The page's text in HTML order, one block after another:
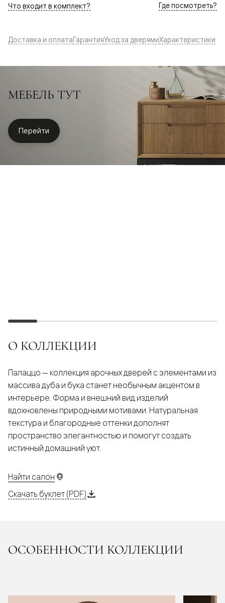
Что входит в комплект? Где посмотреть?
Доставка и оплатаГарантияУход за дверямиХарактеристики
МЕБЕЛЬ ТУТ
Перейти
О КОЛЛЕКЦИИ
Палаццо — коллекция арочных дверей с элементами из
массива дуба и бука станет необычным акцентом в
интерьере. Форма и внешний вид изделий
вдохновлены природными мотивами. Натуральная
текстура и благородные оттенки дополнят
пространство элегантностью и помогут создать
истинный домашний уют.
Найти салон
Скачать буклет (PDF)
ОСОБЕННОСТИ КОЛЛЕКЦИИ